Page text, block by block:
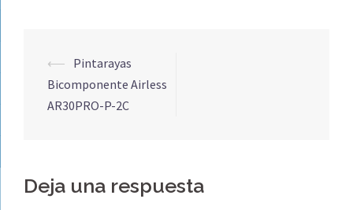
Navegación
de
entradas
⟵ Pintarayas
Bicomponente Airless
AR30PRO-P-2C
Deja una respuesta